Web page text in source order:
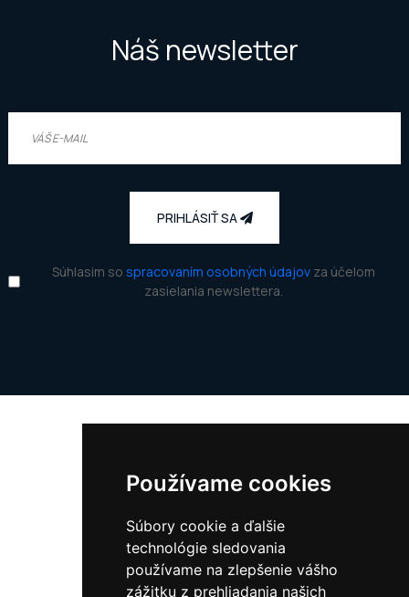
Používame cookies
Súbory cookie a ďalšie
technológie sledovania
používame na zlepšenie vášho
zážitku z prehliadania našich
Náš newsletter
PRIHLÁSIŤ SA
Súhlasim so spracovaním osobných údajovza účelom
zasielania newslettera.
Adresa:
821 08 Bratislava
Slovensko
Telefón:
+421 917 258 374